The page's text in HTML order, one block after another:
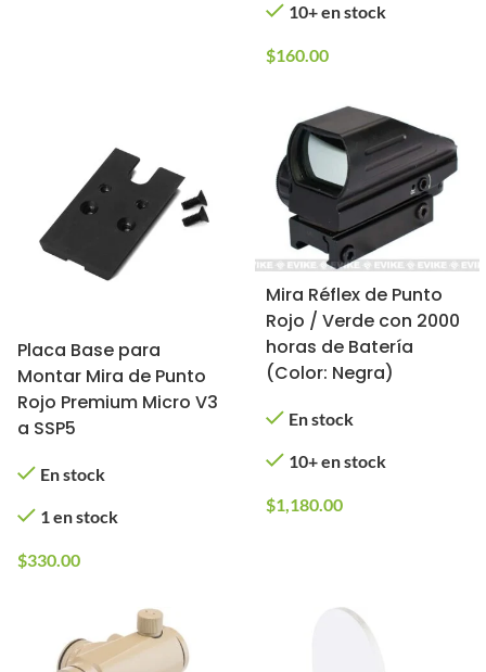
10+ en stock
$160.00
Placa Base para
Montar Mira de Punto
Rojo Premium Micro V3
a SSP5
En stock
1 en stock
$330.00
Mira Réflex de Punto
Rojo / Verde con 2000
horas de Batería
(Color: Negra)
En stock
10+ en stock
$1,180.00